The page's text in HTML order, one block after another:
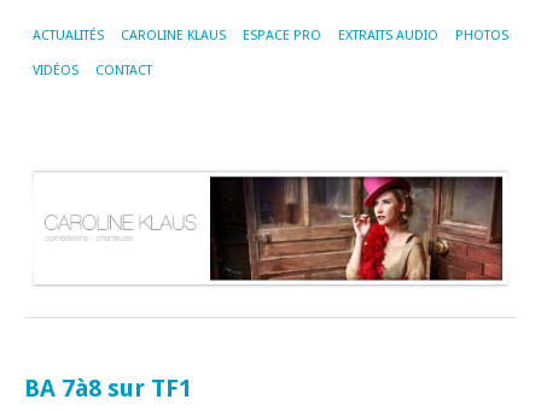
ACTUALITÉS CAROLINE KLAUS ESPACE PRO EXTRAITS AUDIO PHOTOS
VIDÉOS CONTACT
BA 7à8 sur TF1